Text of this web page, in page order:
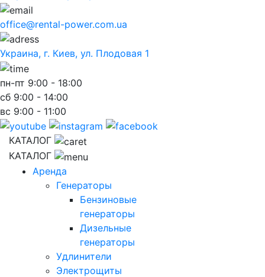
office@rental-power.com.ua
Украина, г. Киев, ул. Плодовая 1
пн-пт 9:00 - 18:00
сб 9:00 - 14:00
вс 9:00 - 11:00
КАТАЛОГ
КАТАЛОГ
Аренда
Генераторы
Бензиновые
генераторы
Дизельные
генераторы
Удлинители
Электрощиты